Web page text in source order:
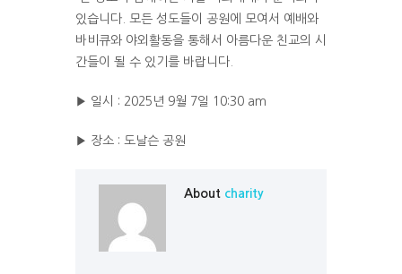
있습니다. 모든 성도들이 공원에 모여서 예배와
바비큐와 야외활동을 통해서 아름다운 친교의 시
간들이 될 수 있기를 바랍니다.
▶ 일시 : 2025년 9월 7일 10:30 am
▶ 장소 : 도날슨 공원
About charity